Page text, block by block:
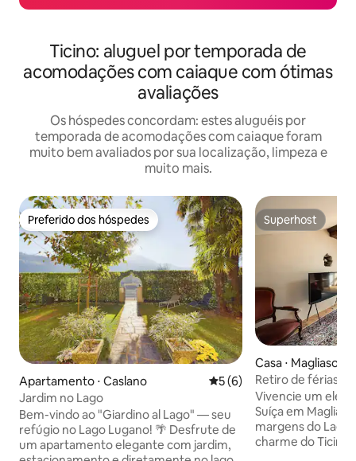
Ticino: aluguel por temporada de
acomodações com caiaque com ótimas
avaliações
Os hóspedes concordam: estes aluguéis por
temporada de acomodações com caiaque foram
muito bem avaliados por sua localização, limpeza e
muito mais.
Preferido dos hóspedes
Preferido dos hóspedes
Apartamento ⋅ Caslano 5 de uma avaliação média
5 (6)
Jardim no Lago
Bem-vindo ao "Giardino al Lago" — seu
refúgio no Lago Lugano! 🌴 Desfrute de
um apartamento elegante com jardim,
Superhost
Superhost
Casa ⋅ Magliaso
Retiro de férias
Magliaso
Vivencie um
Suíça em
margens do Lago
charme do